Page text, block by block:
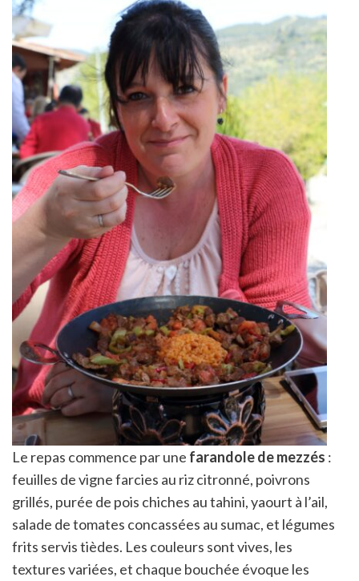
Le repas commence par une farandole de mezzés :
feuilles de vigne farcies au riz citronné, poivrons
grillés, purée de pois chiches au tahini, yaourt à l’ail,
salade de tomates concassées au sumac, et légumes
frits servis tièdes. Les couleurs sont vives, les
textures variées, et chaque bouchée évoque les